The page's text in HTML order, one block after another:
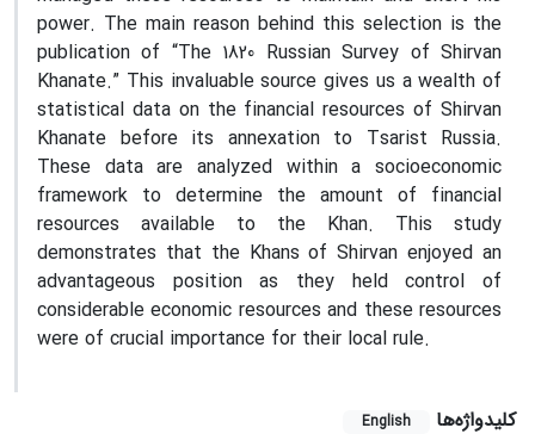
power. The main reason behind this selection is the
publication of “The 1820 Russian Survey of Shirvan
Khanate.” This invaluable source gives us a wealth of
statistical data on the financial resources of Shirvan
Khanate before its annexation to Tsarist Russia.
These data are analyzed within a socioeconomic
framework to determine the amount of financial
resources available to the Khan. This study
demonstrates that the Khans of Shirvan enjoyed an
advantageous position as they held control of
considerable economic resources and these resources
were of crucial importance for their local rule.
کلیدواژه‌ها English